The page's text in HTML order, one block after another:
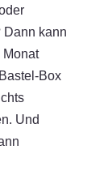
Dann kann
Monat
Box
Und